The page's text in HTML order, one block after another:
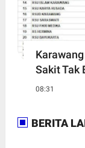
Sakit Tak
08:31
BERITA